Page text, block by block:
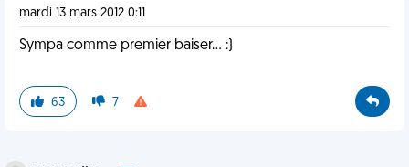
mardi 13 mars 2012 0:11
Sympa comme premier baiser... :)
63 7